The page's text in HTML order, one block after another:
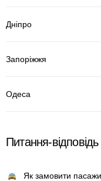
Дніпро
Запоріжжя
Одеса
Питання-відповідь
Як замовити